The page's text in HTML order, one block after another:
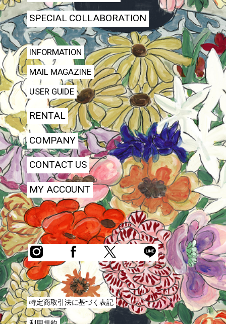
SPECIAL COLLABORATION
INFORMATION
MAIL MAGAZINE
USER GUIDE
RENTAL
COMPANY
CONTACT US
MY ACCOUNT
特定商取引法に基づく表記